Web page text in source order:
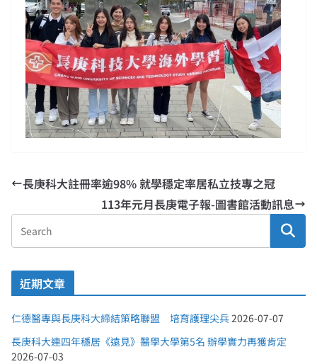
長庚科大註冊率逾98% 就學穩定率居私立技專之冠
113年元月長庚電子報-圖書館活動訊息
近期文章
仁德醫專與長庚科大締結策略聯盟 培育護理尖兵 2026-07-07
長庚科大連四年穩居《遠見》醫學大學第5名 辦學實力再獲肯定
2026-07-03